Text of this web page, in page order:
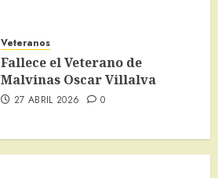
Veteranos
Fallece el Veterano de
Malvinas Oscar Villalva
27 ABRIL 2026 0